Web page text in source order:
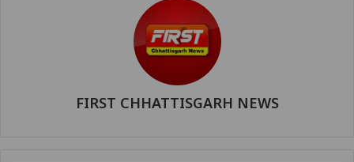
FIRST CHHATTISGARH NEWS